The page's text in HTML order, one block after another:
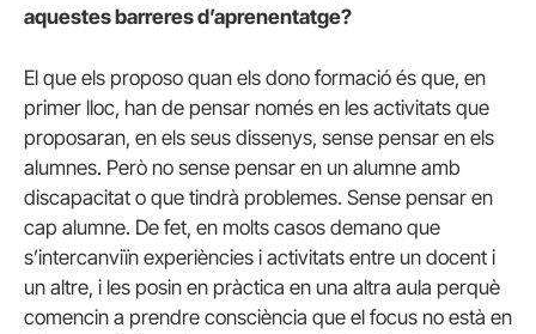
aquestes barreres d’aprenentatge?
El que els proposo quan els dono formació és que, en
primer lloc, han de pensar només en les activitats que
proposaran, en els seus dissenys, sense pensar en els
alumnes. Però no sense pensar en un alumne amb
discapacitat o que tindrà problemes. Sense pensar en
cap alumne. De fet, en molts casos demano que
s’intercanviïn experiències i activitats entre un docent i
un altre, i les posin en pràctica en una altra aula perquè
comencin a prendre consciència que el focus no està en